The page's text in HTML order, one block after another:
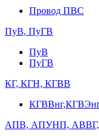
Провод ПВС
ПуВ, ПуГВ
ПуВ
ПуГВ
КГ, КГН, КГВВ
АПВ, АПУНП, АВВГ,